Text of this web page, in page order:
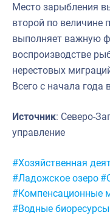
Место зарыбления
второй по величине
выполняет важную
воспроизводстве
нерестовых
Всего с начала года
Источник: Северо-
управление
Метки:
#Хозяйственная
#Ладожское озеро
#Компенсационные
#Водные биоресурсы